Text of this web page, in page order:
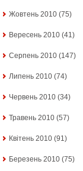
Жовтень 2010 (75)
Вересень 2010 (41)
Серпень 2010 (147)
Липень 2010 (74)
Червень 2010 (34)
Травень 2010 (57)
Квітень 2010 (91)
Березень 2010 (75)